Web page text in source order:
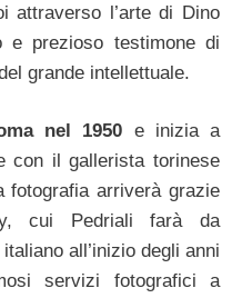
attraverso l’arte di Dino
e prezioso testimone di
grande intellettuale.
nel 1950 e inizia a
con il gallerista torinese
fotografia arriverà grazie
cui Pedriali farà da
all’inizio degli anni
servizi fotografici a